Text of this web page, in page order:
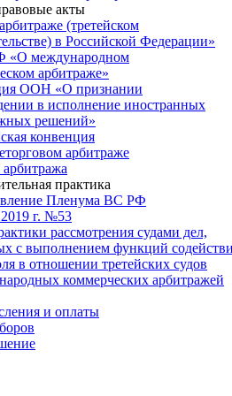
акты
(третейском
в Российской Федерации»
«О международном
арбитраже»
ООН «О признании
в исполнение иностранных
решений»
конвенция
арбитраже
практика
Пленума ВС РФ
г. №53
рассмотрения судами дел,
с выполнением функций
в отношении третейских судов
коммерческих арбитражей
и оплаты